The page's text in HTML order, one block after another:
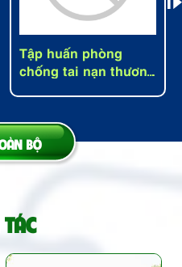
Tập huấn phòng
chống tai nạn thương
BỘ